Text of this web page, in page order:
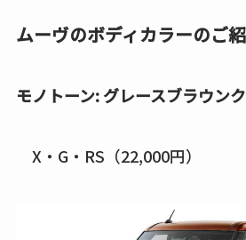
ムーヴのボディカラーのご
モノトーン: グレースブラウン
X・G・RS（22,000円）